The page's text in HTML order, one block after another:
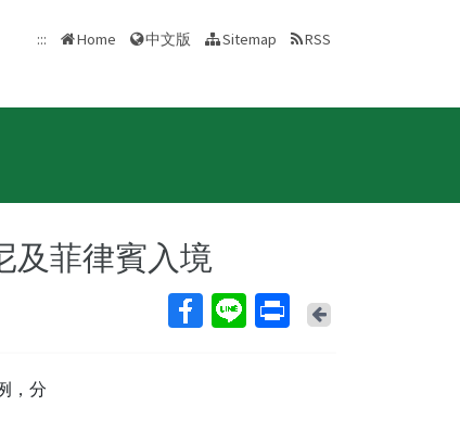
::: Home 中文版 Sitemap RSS
及菲律賓入境
Back
，分